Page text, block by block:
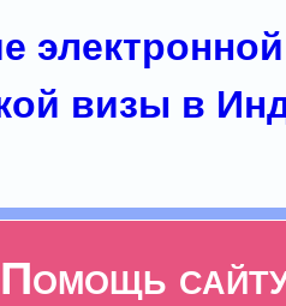
электронной
визы в
Помощь